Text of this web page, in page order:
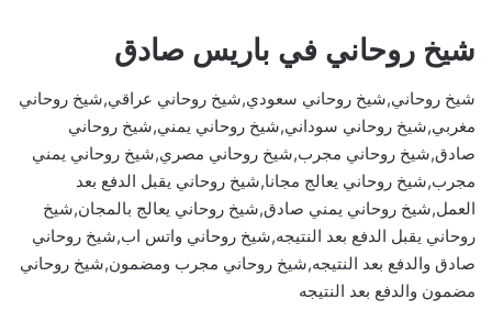
شيخ روحاني في باريس صادق
شيخ روحاني,شيخ روحاني سعودي,شيخ روحاني عراقي,شيخ روحاني
مغربي,شيخ روحاني سوداني,شيخ روحاني يمني,شيخ روحاني
صادق,شيخ روحاني مجرب,شيخ روحاني مصري,شيخ روحاني يمني
مجرب,شيخ روحاني يعالج مجانا,شيخ روحاني يقبل الدفع بعد
العمل,شيخ روحاني يمني صادق,شيخ روحاني يعالج بالمجان,شيخ
روحاني يقبل الدفع بعد النتيجه,شيخ روحاني واتس اب,شيخ روحاني
صادق والدفع بعد النتيجه,شيخ روحاني مجرب ومضمون,شيخ روحاني
مضمون والدفع بعد النتيجه